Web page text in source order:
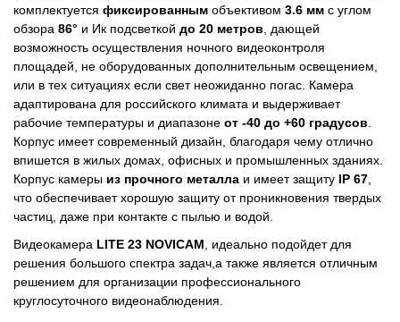
комплектуется фиксированным объективом 3.6 мм с углом
обзора 86° и Ик подсветкой до 20 метров, дающей
возможность осуществления ночного видеоконтроля
площадей, не оборудованных дополнительным освещением,
или в тех ситуациях если свет неожиданно погас. Камера
адаптирована для российского климата и выдерживает
рабочие температуры и диапазоне от -40 до +60 градусов.
Корпус имеет современный дизайн, благодаря чему отлично
впишется в жилых домах, офисных и промышленных зданиях.
Корпус камеры из прочного металла и имеет защиту IP 67,
что обеспечивает хорошую защиту от проникновения твердых
частиц, даже при контакте с пылью и водой.
Видеокамера LITE 23 NOVICAM, идеально подойдет для
решения большого спектра задач,а также является отличным
решением для организации профессионального
круглосуточного видеонаблюдения.